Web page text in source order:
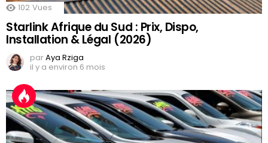
102 Vues
Starlink Afrique du Sud : Prix, Dispo,
Installation & Légal (2026)
parAya Rziga
il y a environ 6 mois